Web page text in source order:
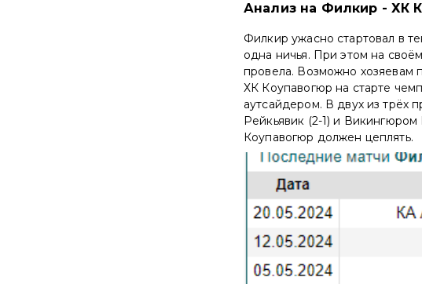
Анализ на Филкир - ХК
Филкир ужасно стартовал в
одна ничья. При этом на
провела. Возможно хозяевам
ХК Коупавогюр на старте
аутсайдером. В двух из трёх
Рейкьявик (2-1) и
Коупавогюр должен цеплять.